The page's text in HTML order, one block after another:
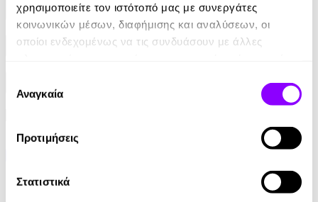
χρησιμοποιείτε τον ιστότοπό μας με συνεργάτες
κοινωνικών μέσων, διαφήμισης και αναλύσεων, οι
οποίοι ενδεχομένως να τις συνδυάσουν με άλλες
των υπηρεσιών τους.
συγκατάθεσης
Αναγκαία
Προτιμήσεις
Στατιστικά
Αφηγητές
Εκδοτικοί οίκοι